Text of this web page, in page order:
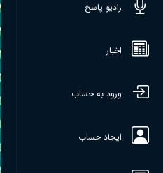
رادیو پاسخ
اخبار
ورود به حساب
ایجاد حساب